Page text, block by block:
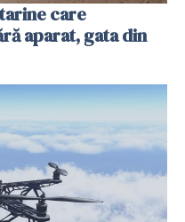
care
aparat, gata din